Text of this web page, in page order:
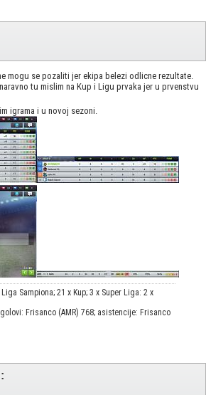
mogu se pozaliti jer ekipa belezi odlicne rezultate.
tu mislim na Kup i Ligu prvaka jer u prvenstvu
igrama i u novoj sezoni.
Sampiona; 21 x Kup; 3 x Super Liga: 2 x
Frisanco (AMR) 768; asistencije: Frisanco